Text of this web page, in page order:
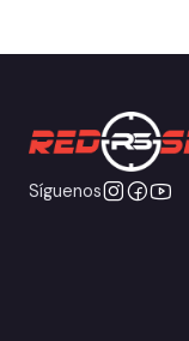
Síguenos